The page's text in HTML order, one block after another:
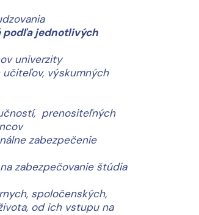
podľa jednotlivých
univerzity
učiteľov, výskumných
prenositeľných
zabezpečenie
zabezpečovanie štúdia
spoločenských,
od ich vstupu na